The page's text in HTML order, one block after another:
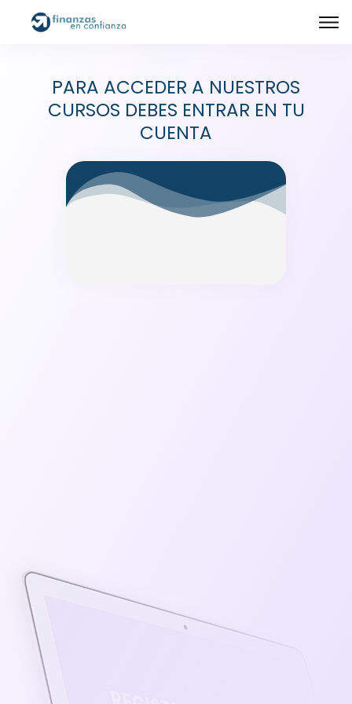
PARA ACCEDER A NUESTROS
CURSOS DEBES ENTRAR EN TU
CUENTA